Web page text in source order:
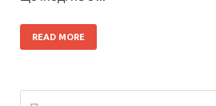
READ MORE